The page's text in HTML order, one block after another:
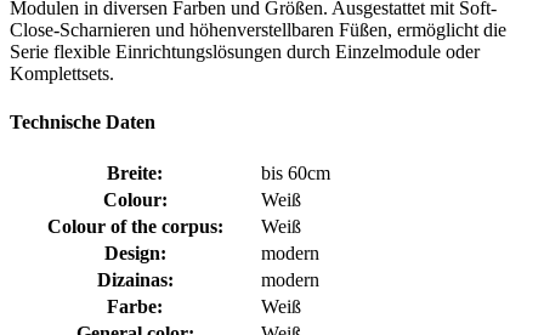
Modulen in diversen Farben und Größen. Ausgestattet mit Soft-
Close-Scharnieren und höhenverstellbaren Füßen, ermöglicht die
Serie flexible Einrichtungslösungen durch Einzelmodule oder
Komplettsets.
Technische Daten
Breite:
bis 60cm
Colour:
Weiß
Colour of the corpus:
Weiß
Design:
modern
Dizainas:
modern
Farbe:
Weiß